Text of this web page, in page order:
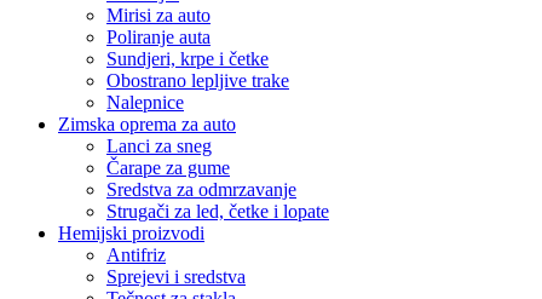
Mirisi za auto
Poliranje auta
Sundjeri, krpe i četke
Obostrano lepljive trake
Nalepnice
Zimska oprema za auto
Lanci za sneg
Čarape za gume
Sredstva za odmrzavanje
Strugači za led, četke i lopate
Hemijski proizvodi
Antifriz
Sprejevi i sredstva